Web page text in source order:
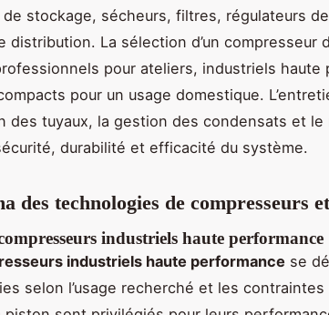
stockage, sécheurs, filtres, régulateurs
distribution. La sélection d’un compresseur
pour ateliers, industriels haute
pour un usage domestique.
des tuyaux, la gestion des condensats et
durabilité et efficacité du système.
des technologies de compresseurs
industriels haute performance
industriels haute performance se
selon l’usage recherché et les contraintes